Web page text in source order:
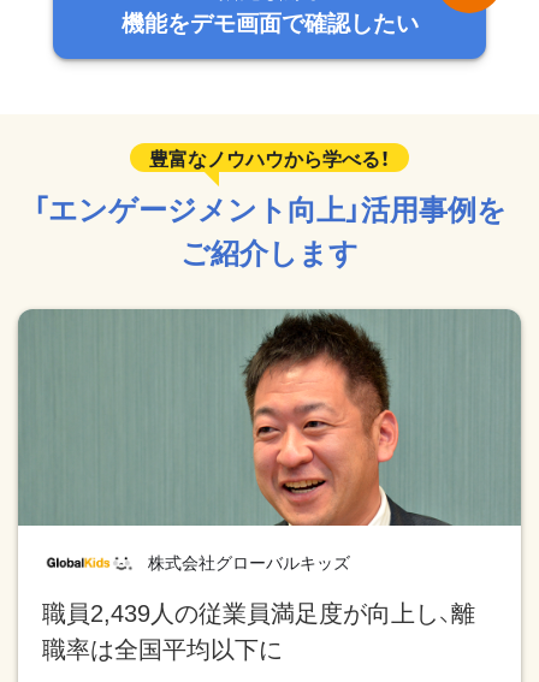
機能をデモ画面で確認したい
「エンゲージメント向上」活用事例を
ご紹介します
株式会社グローバルキッズ
職員2,439人の従業員満足度が向上し、離
職率は全国平均以下に